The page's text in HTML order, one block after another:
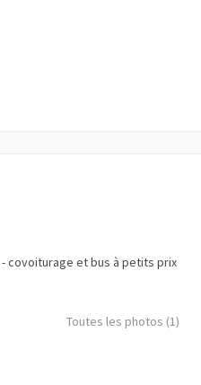
- covoiturage et bus à petits prix
Toutes les photos (1)